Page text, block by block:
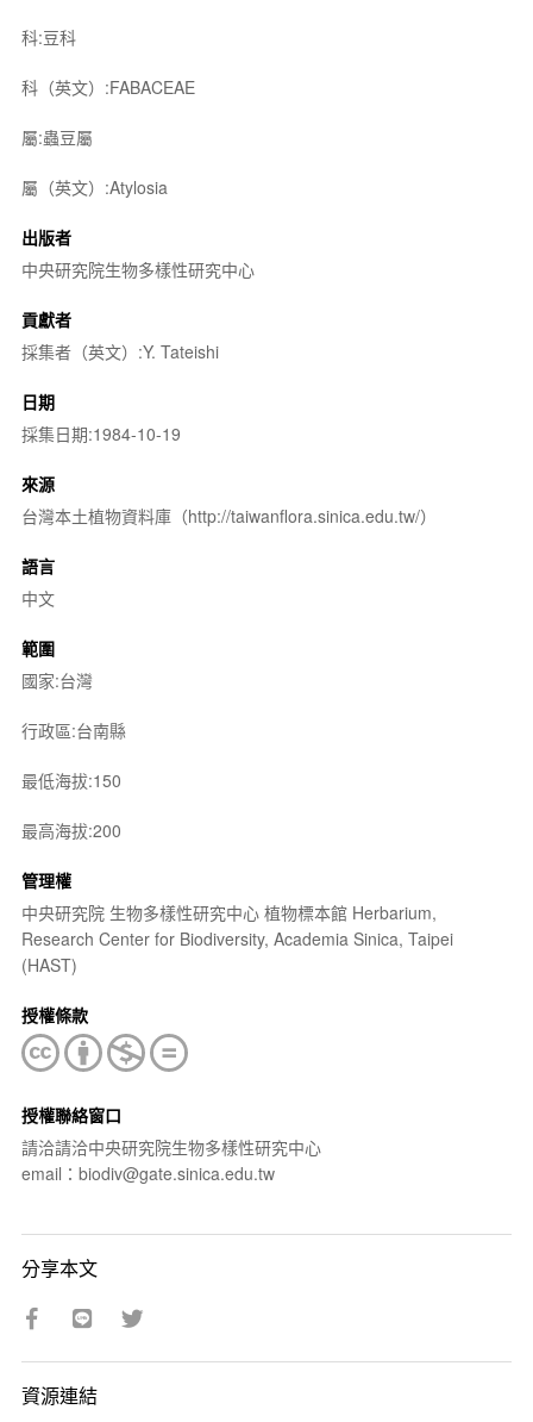
科:豆科
科（英文）:FABACEAE
屬:蟲豆屬
屬（英文）:Atylosia
出版者
中央研究院生物多樣性研究中心
貢獻者
採集者（英文）:Y. Tateishi
日期
採集日期:1984-10-19
來源
台灣本土植物資料庫（http://taiwanflora.sinica.edu.tw/）
語言
中文
範圍
國家:台灣
行政區:台南縣
最低海拔:150
最高海拔:200
管理權
中央研究院 生物多樣性研究中心 植物標本館 Herbarium,
Research Center for Biodiversity, Academia Sinica, Taipei
(HAST)
授權條款
授權聯絡窗口
請洽請洽中央研究院生物多樣性研究中心
email：biodiv@gate.sinica.edu.tw
分享本文
資源連結